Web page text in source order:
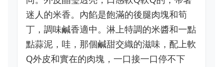
迷人的米香。內餡是飽滿的後腿肉塊和筍
丁，調味鹹香適中。淋上特調的米醬和一點
點蒜泥，哇，那個鹹甜交織的滋味，配上軟
Q外皮和實在的肉塊，一口接一口停不下